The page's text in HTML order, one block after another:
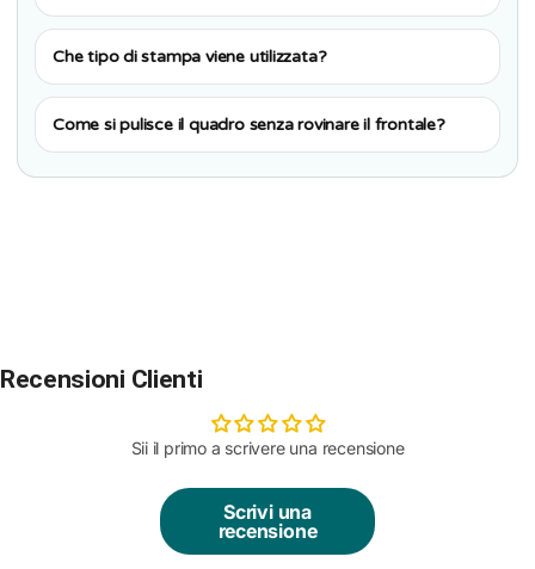
Che tipo di stampa viene utilizzata?
Come si pulisce il quadro senza rovinare il frontale?
Recensioni Clienti
Sii il primo a scrivere una recensione
Scrivi una
recensione